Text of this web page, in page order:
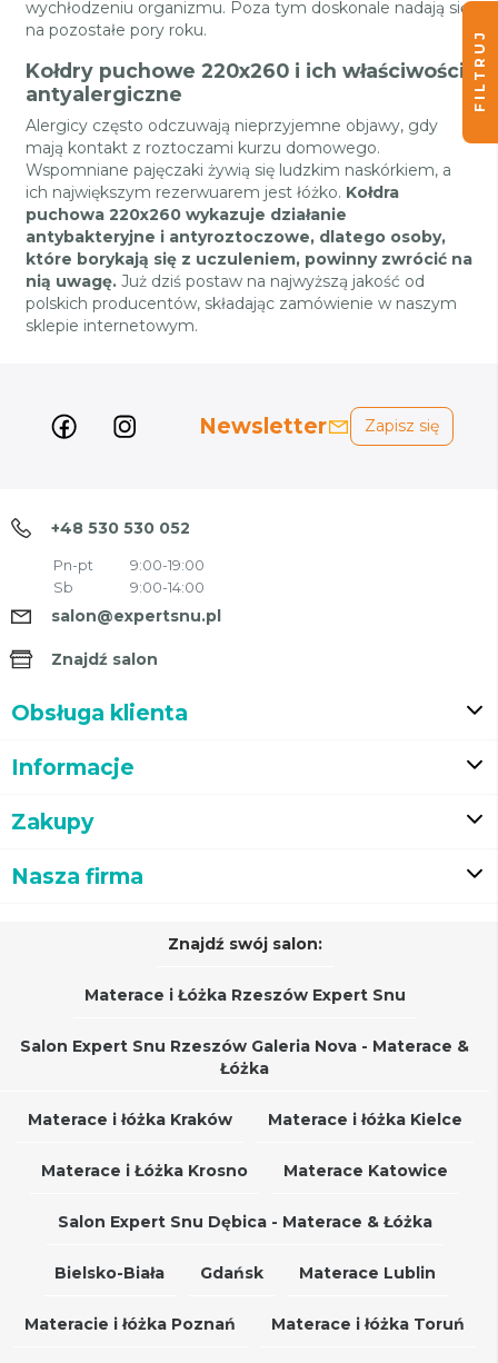
wychłodzeniu organizmu. Poza tym doskonale nadają się
na pozostałe pory roku.
Kołdry puchowe 220x260 i ich właściwości
antyalergiczne
Alergicy często odczuwają nieprzyjemne objawy, gdy
mają kontakt z roztoczami kurzu domowego.
Wspomniane pajęczaki żywią się ludzkim naskórkiem, a
ich największym rezerwuarem jest łóżko. Kołdra
puchowa 220x260 wykazuje działanie
antybakteryjne i antyroztoczowe, dlatego osoby,
które borykają się z uczuleniem, powinny zwrócić na
nią uwagę. Już dziś postaw na najwyższą jakość od
polskich producentów, składając zamówienie w naszym
sklepie internetowym.
Newsletter Zapisz się
+48 530 530 052
Pn-pt
9:00-19:00
Sb
9:00-14:00
salon@expertsnu.pl
Znajdź salon
Obsługa klienta
Informacje
Zakupy
Nasza firma
Znajdź swój salon:
Materace i Łóżka Rzeszów Expert Snu
Salon Expert Snu Rzeszów Galeria Nova - Materace &
Łóżka
Materace i łóżka Kraków Materace i łóżka Kielce
Materace i Łóżka Krosno Materace Katowice
Salon Expert Snu Dębica - Materace & Łóżka
Bielsko-Biała Gdańsk Materace Lublin
Materacie i łóżka Poznań Materace i łóżka Toruń
FILTRUJ